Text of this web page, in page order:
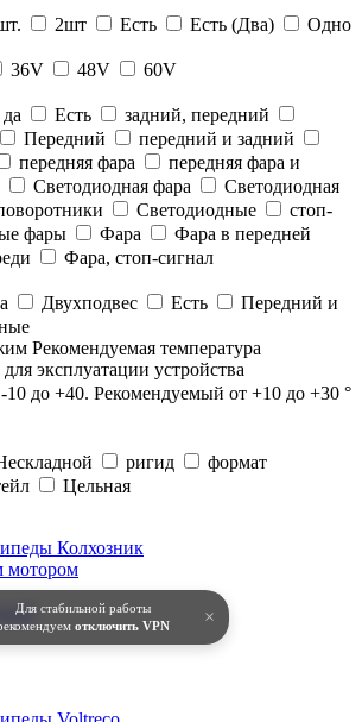
Для стабильной работы
отключить VPN ×
2шт Есть Есть (Два)
Одно
36V 48V
60V
да Есть
задний, передний
Передний
передний и задний
передняя фара
передняя фара и
Светодиодная фара
Светодиодная
Светодиодные
стоп-
фары Фара
Фара в передней
Фара, стоп-сигнал
Двухподвес Есть
Передний и
Рекомендуемая температура
эксплуатации устройства
до +40. Рекомендуемый от +10 до +30 °
ригид
формат
Цельная
Колхозник
мотором